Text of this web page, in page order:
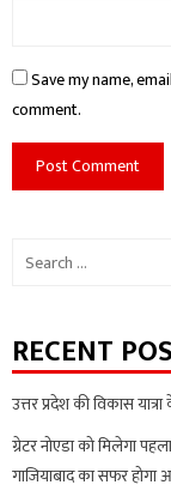
Save my name,
comment.
Search
RECENT
उत्तर प्रदेश की विकास
ग्रेटर नोएडा को मिलेगा
गाजियाबाद का सफर होगा